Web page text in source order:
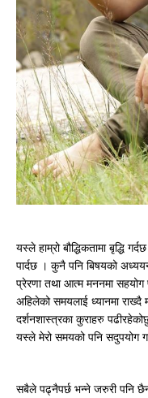
यस्ले हाम्रो बौद्धिकतामा बृद्धि
पार्दछ । कुनै पनि बिषयको
प्रेरणा तथा आत्म मननमा सहयोग
अहिलेको समयलाई ध्यानमा राख्दै
दर्शनशास्त्रका कुराहरु
यस्ले मेरो समयको पनि सदुपयोग
सबैले पढ्नैपर्छ भन्ने जरुरी पनि